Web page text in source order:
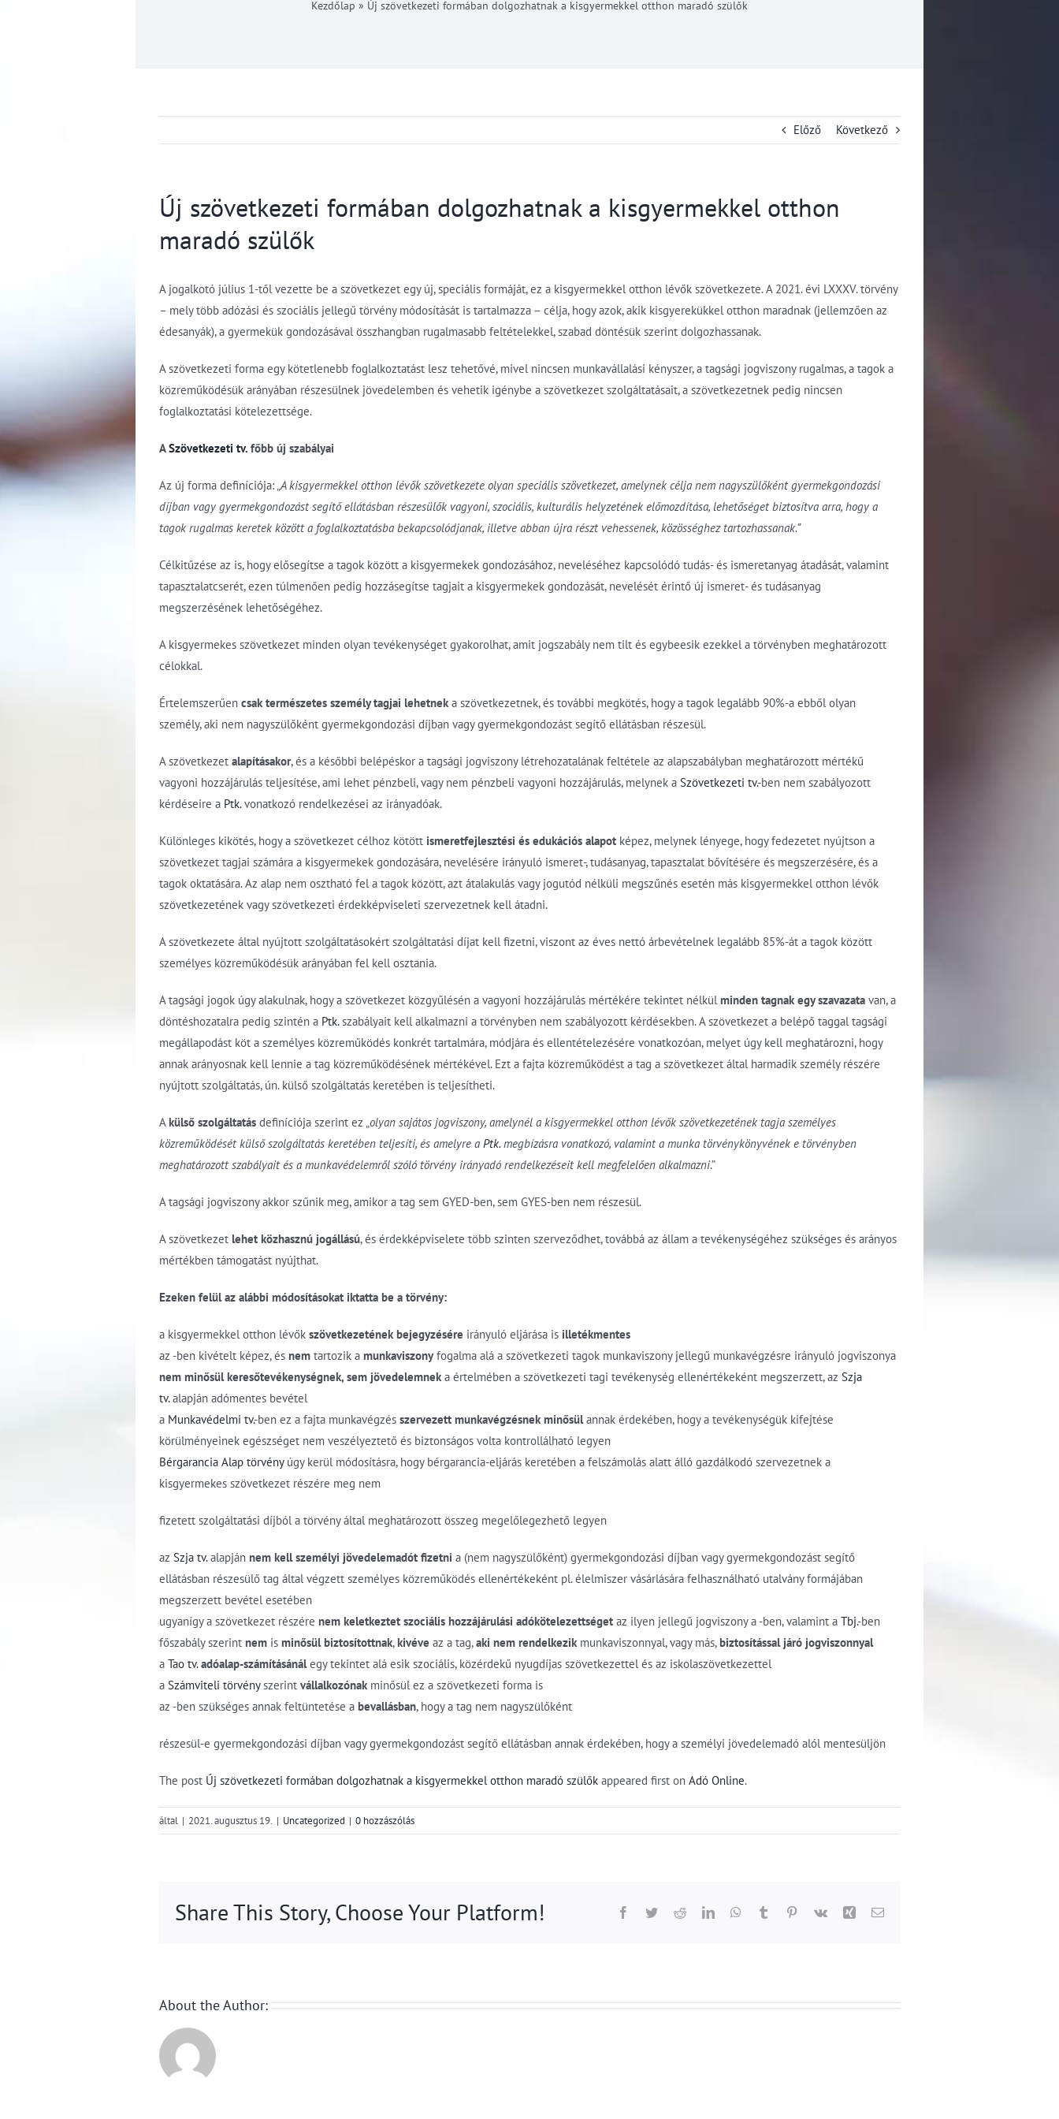
Kezdőlap » Új szövetkezeti formában dolgozhatnak a kisgyermekkel otthon maradó szülők
Előző Következő
Új szövetkezeti formában dolgozhatnak a kisgyermekkel otthon
maradó szülők
A jogalkotó július 1-től vezette be a szövetkezet egy új, speciális formáját, ez a kisgyermekkel otthon lévők szövetkezete. A 2021. évi LXXXV. törvény
– mely több adózási és szociális jellegű törvény módosítását is tartalmazza – célja, hogy azok, akik kisgyerekükkel otthon maradnak (jellemzően az
édesanyák), a gyermekük gondozásával összhangban rugalmasabb feltételekkel, szabad döntésük szerint dolgozhassanak.
A szövetkezeti forma egy kötetlenebb foglalkoztatást lesz tehetővé, mivel nincsen munkavállalási kényszer, a tagsági jogviszony rugalmas, a tagok a
közreműködésük arányában részesülnek jövedelemben és vehetik igénybe a szövetkezet szolgáltatásait, a szövetkezetnek pedig nincsen
foglalkoztatási kötelezettsége.
ASzövetkezeti tv. főbb új szabályai
Az új forma definíciója: „A kisgyermekkel otthon lévők szövetkezete olyan speciális szövetkezet, amelynek célja nem nagyszülőként gyermekgondozási
díjban vagy gyermekgondozást segítő ellátásban részesülők vagyoni, szociális, kulturális helyzetének előmozdítása, lehetőséget biztosítva arra, hogy a
tagok rugalmas keretek között a foglalkoztatásba bekapcsolódjanak, illetve abban újra részt vehessenek, közösséghez tartozhassanak.”
Célkitűzése az is, hogy elősegítse a tagok között a kisgyermekek gondozásához, neveléséhez kapcsolódó tudás- és ismeretanyag átadását, valamint
tapasztalatcserét, ezen túlmenően pedig hozzásegítse tagjait a kisgyermekek gondozását, nevelését érintő új ismeret- és tudásanyag
megszerzésének lehetőségéhez.
A kisgyermekes szövetkezet minden olyan tevékenységet gyakorolhat, amit jogszabály nem tilt és egybeesik ezekkel a törvényben meghatározott
célokkal.
Értelemszerűen csak természetes személy tagjai lehetnek a szövetkezetnek, és további megkötés, hogy a tagok legalább 90%-a ebből olyan
személy, aki nem nagyszülőként gyermekgondozási díjban vagy gyermekgondozást segítő ellátásban részesül.
A szövetkezet alapításakor, és a későbbi belépéskor a tagsági jogviszony létrehozatalának feltétele az alapszabályban meghatározott mértékű
vagyoni hozzájárulás teljesítése, ami lehet pénzbeli, vagy nem pénzbeli vagyoni hozzájárulás, melynek a Szövetkezeti tv.-ben nem szabályozott
kérdéseire a Ptk.vonatkozó rendelkezései az irányadóak.
Különleges kikötés, hogy a szövetkezet célhoz kötött ismeretfejlesztési és edukációs alapot képez, melynek lényege, hogy fedezetet nyújtson a
szövetkezet tagjai számára a kisgyermekek gondozására, nevelésére irányuló ismeret-, tudásanyag, tapasztalat bővítésére és megszerzésére, és a
tagok oktatására. Az alap nem osztható fel a tagok között, azt átalakulás vagy jogutód nélküli megszűnés esetén más kisgyermekkel otthon lévők
szövetkezetének vagy szövetkezeti érdekképviseleti szervezetnek kell átadni.
A szövetkezete által nyújtott szolgáltatásokért szolgáltatási díjat kell fizetni, viszont az éves nettó árbevételnek legalább 85%-át a tagok között
személyes közreműködésük arányában fel kell osztania.
A tagsági jogok úgy alakulnak, hogy a szövetkezet közgyűlésén a vagyoni hozzájárulás mértékére tekintet nélkülminden tagnak egy szavazata van, a
döntéshozatalra pedig szintén a Ptk.szabályait kell alkalmazni a törvényben nem szabályozott kérdésekben. A szövetkezet a belépő taggal tagsági
megállapodást köt a személyes közreműködés konkrét tartalmára, módjára és ellentételezésére vonatkozóan, melyet úgy kell meghatározni, hogy
annak arányosnak kell lennie a tag közreműködésének mértékével. Ezt a fajta közreműködést a tag a szövetkezet által harmadik személy részére
nyújtott szolgáltatás, ún. külső szolgáltatás keretében is teljesítheti.
Akülső szolgáltatás definíciója szerint ez „olyan sajátos jogviszony, amelynél a kisgyermekkel otthon lévők szövetkezetének tagja személyes
közreműködését külső szolgáltatás keretében teljesíti, és amelyre a Ptk. megbízásra vonatkozó, valamint a munka törvénykönyvének e törvényben
meghatározott szabályait és a munkavédelemről szóló törvény irányadó rendelkezéseit kell megfelelően alkalmazni.”
A tagsági jogviszony akkor szűnik meg, amikor a tag sem GYED-ben, sem GYES-ben nem részesül.
A szövetkezet lehet közhasznú jogállású, és érdekképviselete több szinten szerveződhet, továbbá az állam a tevékenységéhez szükséges és arányos
mértékben támogatást nyújthat.
Ezeken felül az alábbi módosításokat iktatta be a törvény:
a kisgyermekkel otthon lévők szövetkezetének bejegyzésére irányuló eljárása is illetékmentes
az -ben kivételt képez, és nem tartozik a munkaviszonyfogalma alá a szövetkezeti tagok munkaviszony jellegű munkavégzésre irányuló jogviszonya
nem minősül keresőtevékenységnek, sem jövedelemnek a értelmében a szövetkezeti tagi tevékenység ellenértékeként megszerzett, az Szja
tv.alapján adómentes bevétel
a Munkavédelmi tv.-ben ez a fajta munkavégzés szervezett munkavégzésnek minősülannak érdekében, hogy a tevékenységük kifejtése
körülményeinek egészséget nem veszélyeztető és biztonságos volta kontrollálható legyen
Bérgarancia Alap törvényúgy kerül módosításra, hogy bérgarancia-eljárás keretében a felszámolás alatt álló gazdálkodó szervezetnek a
kisgyermekes szövetkezet részére meg nem
fizetett szolgáltatási díjból a törvény által meghatározott összeg megelőlegezhető legyen
az Szja tv.alapján nem kell személyi jövedelemadót fizetni a (nem nagyszülőként) gyermekgondozási díjban vagy gyermekgondozást segítő
ellátásban részesülő tag által végzett személyes közreműködés ellenértékeként pl. élelmiszer vásárlására felhasználható utalvány formájában
megszerzett bevétel esetében
ugyanígy a szövetkezet részére nem keletkeztet szociális hozzájárulási adókötelezettséget az ilyen jellegű jogviszony a -ben, valamint a Tbj.-ben
főszabály szerint nem is minősül biztosítottnak,kivéve az a tag,aki nem rendelkezik munkaviszonnyal, vagy más,biztosítással járó jogviszonnyal
a Tao tv. adóalap-számításánálegy tekintet alá esik szociális, közérdekű nyugdíjas szövetkezettel és az iskolaszövetkezettel
a Számviteli törvényszerint vállalkozónak minősül ez a szövetkezeti forma is
az -ben szükséges annak feltüntetése a bevallásban, hogy a tag nem nagyszülőként
részesül-e gyermekgondozási díjban vagy gyermekgondozást segítő ellátásban annak érdekében, hogy a személyi jövedelemadó alól mentesüljön
The post Új szövetkezeti formában dolgozhatnak a kisgyermekkel otthon maradó szülők appeared first on Adó Online.
által | 2021. augusztus 19. | Uncategorized | 0 hozzászólás
Share This Story, Choose Your Platform! Facebook
TwitterRedditLinkedInWhatsApp
Tumblr Pinterest
Vk Xing Email:
About the Author: